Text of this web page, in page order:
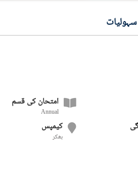
امتحان کی قسم
Annual
کیمپس
بھکر